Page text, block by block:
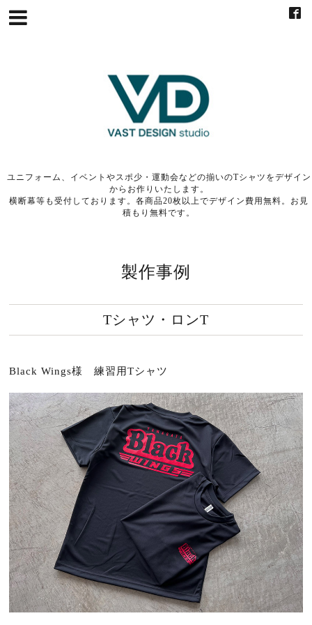
ユニフォーム、イベントやスポ少・運動会などの揃いのTシャツをデザイン
からお作りいたします。
横断幕等も受付しております。各商品20枚以上でデザイン費用無料。お見
積もり無料です。
製作事例
Tシャツ・ロンT
Black Wings様 練習用Tシャツ